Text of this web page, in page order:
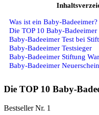
Was ist ein Baby-Badeeimer?
Die TOP 10 Baby-
Baby-Badeeimer Test bei
Baby-Badeeimer Testsieger
Baby-Badeeimer Stiftung
Baby-Badeeimer
Die TOP 10 Baby-
Bestseller Nr. 1